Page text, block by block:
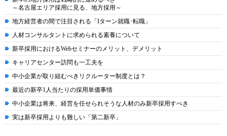
～名古屋エリア採用に見る、地方採用～
地方経営者の間で注目される「Iターン就職･転職」
人材コンサルタントに求められる素養について
新卒採用におけるWebセミナーのメリット、デメリット
キャリアセンター訪問も一工夫を
中小企業が取り組むべきリクルーター制度とは？
最近の新卒1人当たりの採用単価事情
中小企業は将来、経営を任せられそうな人材のみ新卒採用すべき
実は新卒採用よりも難しい「第二新卒」